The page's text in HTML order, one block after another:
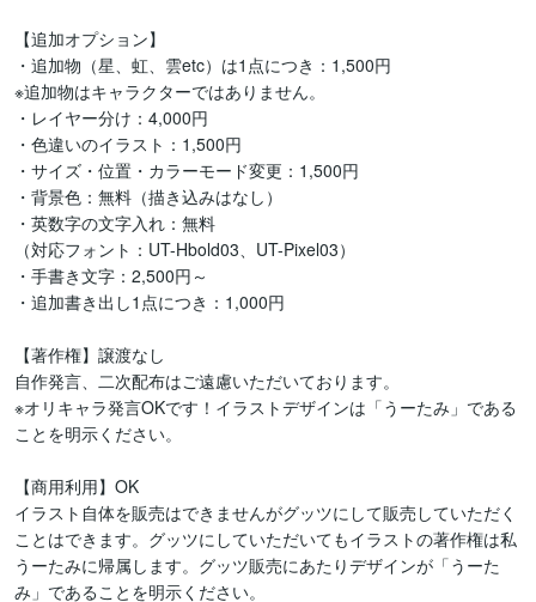
【追加オプション】
・追加物（星、虹、雲etc）は1点につき：1,500円
※追加物はキャラクターではありません。
・レイヤー分け：4,000円
・色違いのイラスト：1,500円
・サイズ・位置・カラーモード変更：1,500円
・背景色：無料（描き込みはなし）
・英数字の文字入れ：無料
（対応フォント：UT-Hbold03、UT-Pixel03）
・手書き文字：2,500円～
・追加書き出し1点につき：1,000円
【著作権】譲渡なし
自作発言、二次配布はご遠慮いただいております。
※オリキャラ発言OKです！イラストデザインは「うーたみ」である
ことを明示ください。
【商用利用】OK
イラスト自体を販売はできませんがグッツにして販売していただく
ことはできます。グッツにしていただいてもイラストの著作権は私
うーたみに帰属します。グッツ販売にあたりデザインが「うーた
み」であることを明示ください。